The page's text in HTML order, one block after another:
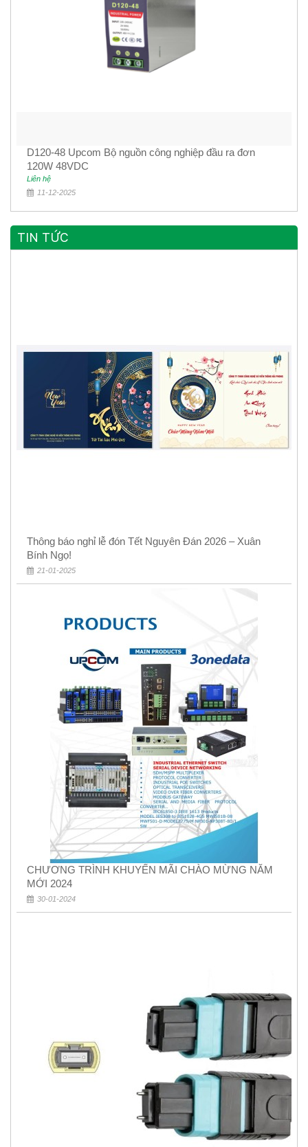
D120-48 Upcom Bộ nguồn công nghiệp đầu ra đơn
120W 48VDC
Liên hệ
11-12-2025
TIN TỨC
Thông báo nghỉ lễ đón Tết Nguyên Đán 2026 – Xuân
Bính Ngọ!
21-01-2025
CHƯƠNG TRÌNH KHUYẾN MÃI CHÀO MỪNG NĂM
MỚI 2024
30-01-2024